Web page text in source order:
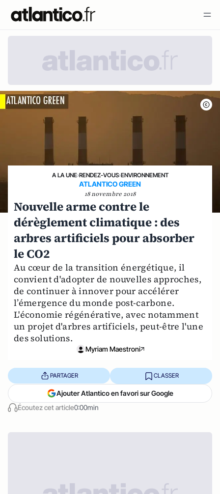
A LA UNE›RENDEZ-VOUS›ENVIRONNEMENT
ATLANTICO GREEN
18 novembre 2018
Nouvelle arme contre le
dérèglement climatique : des
arbres artificiels pour absorber
le CO2
Au cœur de la transition énergétique, il
convient d'adopter de nouvelles approches,
de continuer à innover pour accélérer
l’émergence du monde post-carbone.
L'économie régénérative, avec notamment
un projet d'arbres artificiels, peut-être l'une
des solutions.
Myriam Maestroni
Écoutez cet article0:00min
PARTAGER CLASSER
Ajouter Atlantico en favori sur Google